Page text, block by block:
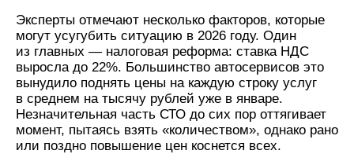
Эксперты отмечают несколько факторов, которые
могут усугубить ситуацию в 2026 году. Один
из главных — налоговая реформа: ставка НДС
выросла до 22%. Большинство автосервисов это
вынудило поднять цены на каждую строку услуг
в среднем на тысячу рублей уже в январе.
Незначительная часть СТО до сих пор оттягивает
момент, пытаясь взять «количеством», однако рано
или поздно повышение цен коснется всех.